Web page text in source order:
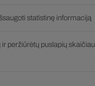
statistinę informaciją
peržiūrėtų puslapių